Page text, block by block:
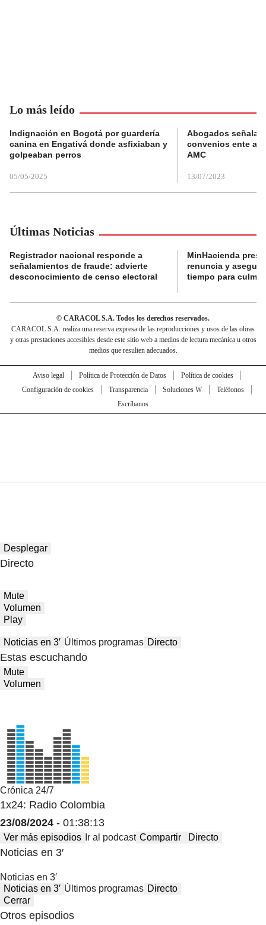
Lo más leído
Indignación en Bogotá por guardería
canina en Engativá donde asfixiaban y
golpeaban perros
05/05/2025
Abogados
convenios ente
AMC
13/07/2023
Últimas Noticias
Registrador nacional responde a
señalamientos de fraude: advierte
desconocimiento de censo electoral
MinHacienda
renuncia y
tiempo para
© CARACOL S.A. Todos los derechos reservados.
CARACOL S.A. realiza una reserva expresa de las reproducciones y usos de las obras
y otras prestaciones accesibles desde este sitio web a medios de lectura mecánica u otros
medios que resulten adecuados.
Aviso legal Política de Protección de Datos
Política de cookies
Configuración de cookies
Transparencia Soluciones W
Teléfonos
Escríbanos
Desplegar
Directo
Mute
Volumen
Play
Noticias en 3′ Últimos programas Directo
Estas escuchando
Mute
Volumen
Crónica 24/7
1x24: Radio Colombia
23/08/2024 - 01:38:13
Ver más episodios Ir al podcast Compartir Directo
Noticias en 3′
Noticias en 3′
Noticias en 3′ Últimos programas Directo
Cerrar
Otros episodios